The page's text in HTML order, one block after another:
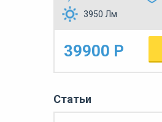
3950 Лм
39900 Р
Статьи